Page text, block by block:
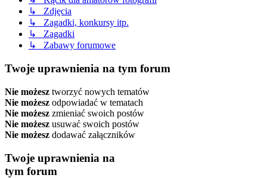
↳ Zdjęcia
↳ Zagadki, konkursy itp.
↳ Zagadki
↳ Zabawy forumowe
Twoje uprawnienia na tym forum
Nie możesz tworzyć nowych tematów
Nie możesz odpowiadać w tematach
Nie możesz zmieniać swoich postów
Nie możesz usuwać swoich postów
Nie możesz dodawać załączników
Twoje uprawnienia na
tym forum